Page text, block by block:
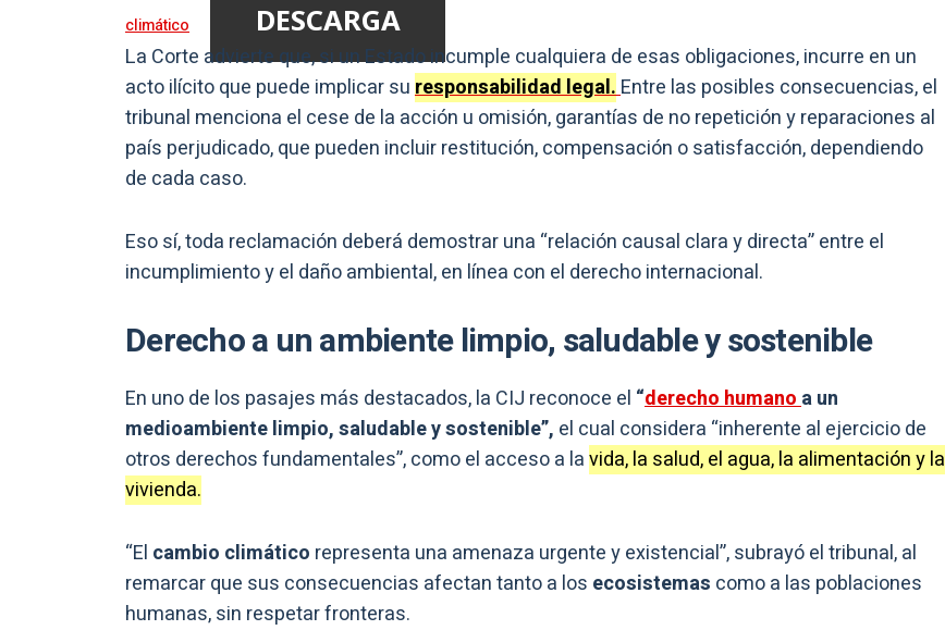
climático
DESCARGA
La Corte advierte que, si un Estado incumple cualquiera de esas obligaciones, incurre en un
acto ilícito que puede implicar suresponsabilidad legal.Entre las posibles consecuencias, el
tribunal menciona el cese de la acción u omisión, garantías de no repetición y reparaciones al
país perjudicado, que pueden incluir restitución, compensación o satisfacción, dependiendo
de cada caso.
Eso sí, toda reclamación deberá demostrar una “relación causal clara y directa” entre el
incumplimiento y el daño ambiental, en línea con el derecho internacional.
Derecho a un ambiente limpio, saludable y sostenible
En uno de los pasajes más destacados, la CIJ reconoce el “derecho humanoa un
medioambiente limpio, saludable y sostenible”, el cual considera “inherente al ejercicio de
otros derechos fundamentales”, como el acceso a lavida, la salud, el agua, la alimentación y la
vivienda.
“El cambio climático representa una amenaza urgente y existencial”, subrayó el tribunal, al
remarcar que sus consecuencias afectan tanto a los ecosistemas como a las poblaciones
humanas, sin respetar fronteras.